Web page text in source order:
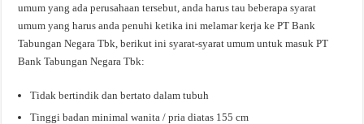
umum yang ada perusahaan tersebut, anda harus tau beberapa syarat
umum yang harus anda penuhi ketika ini melamar kerja ke PT Bank
Tabungan Negara Tbk, berikut ini syarat-syarat umum untuk masuk PT
Bank Tabungan Negara Tbk:
Tidak bertindik dan bertato dalam tubuh
Tinggi badan minimal wanita / pria diatas 155 cm